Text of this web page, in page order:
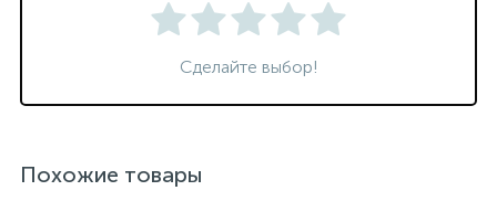
Сделайте выбор!
Похожие товары